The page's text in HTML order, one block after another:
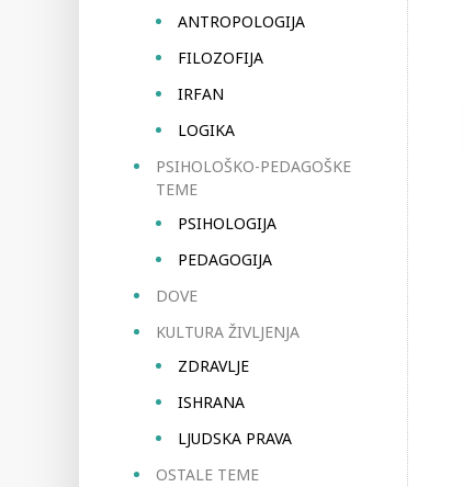
ANTROPOLOGIJA
FILOZOFIJA
IRFAN
LOGIKA
PSIHOLOŠKO-PEDAGOŠKE
TEME
PSIHOLOGIJA
PEDAGOGIJA
DOVE
KULTURA ŽIVLJENJA
ZDRAVLJE
ISHRANA
LJUDSKA PRAVA
OSTALE TEME